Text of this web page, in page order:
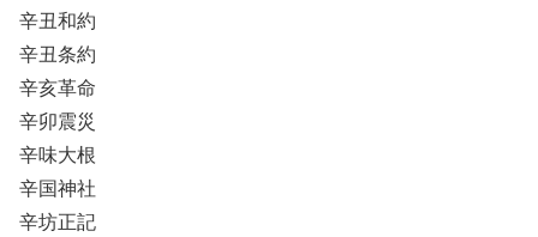
辛丑和約
辛丑条約
辛亥革命
辛卯震災
辛味大根
辛国神社
辛坊正記